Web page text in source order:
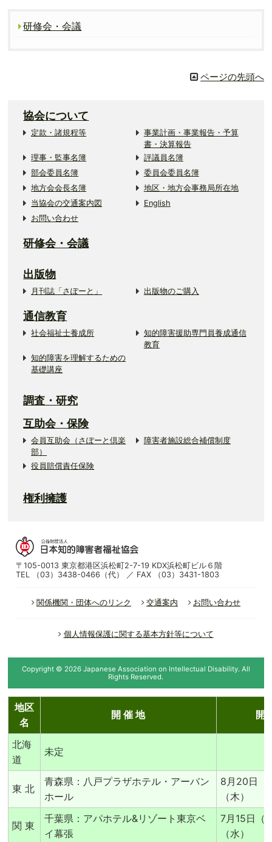
研修会・会議
ページの先頭へ
協会について
定款・諸規程等
事業計画・事業報告・予算
書・決算報告
理事・監事名簿
評議員名簿
部会委員名簿
委員会委員名簿
地方会会長名簿
地区・地方会事務局所在地
当協会の交通案内図
English
お問い合わせ
研修会・会議
出版物
月刊誌「さぽーと」 出版物のご購入
通信教育
社会福祉士養成所
知的障害援助専門員養成通信
教育
知的障害を理解するための
基礎講座
調査・研究
互助会・保険
会員互助会（さぽーと倶楽
部）
障害者施設総合補償制度
役員賠償責任保険
権利擁護
〒105-0013 東京都港区浜松町2-7-19 KDX浜松町ビル６階
TEL （03）3438-0466（代） ／ FAX （03）3431-1803
関係機関・団体へのリンク 交通案内 お問い合わせ
個人情報保護に関する基本方針等について
Copyright © 2026 Japanese Association on Intellectual Disability.All
Rights Reserved.
地区
名
開 催 地 開
北海
道
未定
東 北
青森県：八戸プラザホテル・アーバン
ホール
8月20日（
（木）
関 東
千葉県：アパホテル&リゾート東京ベ
イ幕張
7月15日（
（水）